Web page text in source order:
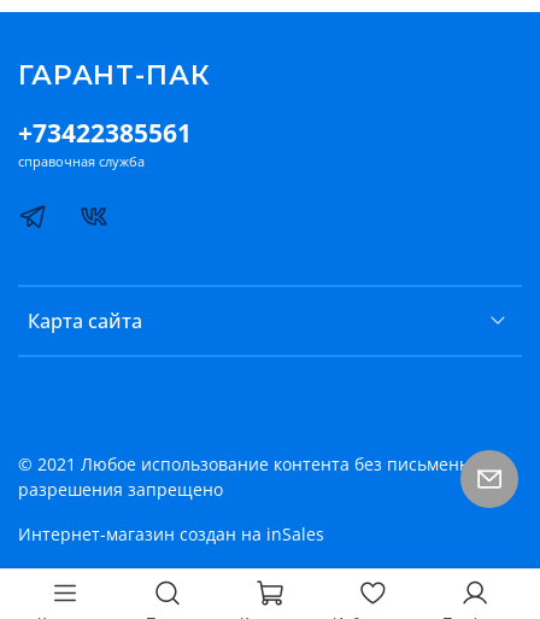
Карта сайта
+73422385561
справочная служба
ГАРАНТ-ПАК
© 2021 Любое использование контента без письменного
разрешения запрещено
Интернет-магазин создан на inSales